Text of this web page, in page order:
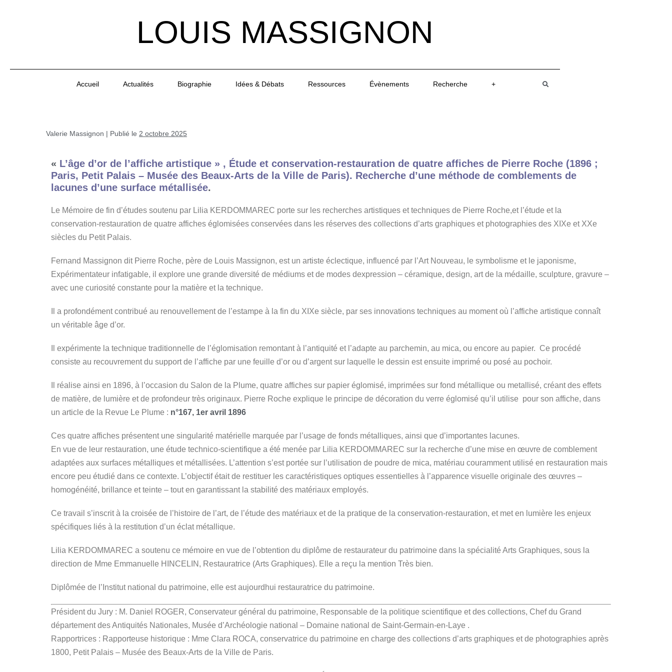
LOUIS MASSIGNON
Accueil Actualités Biographie Idées & Débats Ressources Évènements Recherche +
Valerie Massignon | Publié le 2 octobre 2025
« L’âge d’or de l’affiche artistique » , Étude et conservation-restauration de quatre affiches de Pierre Roche (1896 ;
Paris, Petit Palais – Musée des Beaux-Arts de la Ville de Paris). Recherche d’une méthode de comblements de
lacunes d’une surface métallisée.
Le Mémoire de fin d’études soutenu par Lilia KERDOMMAREC porte sur les recherches artistiques et techniques de Pierre Roche,et l’étude et la
conservation-restauration de quatre affiches églomisées conservées dans les réserves des collections d’arts graphiques et photographies des XIXe et XXe
siècles du Petit Palais.
Fernand Massignon dit Pierre Roche, père de Louis Massignon, est un artiste éclectique, influencé par l’Art Nouveau, le symbolisme et le japonisme,
Expérimentateur infatigable, il explore une grande diversité de médiums et de modes dexpression – céramique, design, art de la médaille, sculpture, gravure –
avec une curiosité constante pour la matière et la technique.
Il a profondément contribué au renouvellement de l’estampe à la fin du XIXe siècle, par ses innovations techniques au moment où l’affiche artistique connaît
un véritable âge d’or.
Il expérimente la technique traditionnelle de l’églomisation remontant à l’antiquité et l’adapte au parchemin, au mica, ou encore au papier. Ce procédé
consiste au recouvrement du support de l’affiche par une feuille d’or ou d’argent sur laquelle le dessin est ensuite imprimé ou posé au pochoir.
Il réalise ainsi en 1896, à l’occasion du Salon de la Plume, quatre affiches sur papier églomisé, imprimées sur fond métallique ou metallisé, créant des effets
de matière, de lumière et de profondeur très originaux. Pierre Roche explique le principe de décoration du verre églomisé qu’il utilise pour son affiche, dans
un article de la Revue Le Plume : n°167, 1er avril 1896
Ces quatre affiches présentent une singularité matérielle marquée par l’usage de fonds métalliques, ainsi que d’importantes lacunes.
En vue de leur restauration, une étude technico-scientifique a été menée par Lilia KERDOMMAREC sur la recherche d’une mise en œuvre de comblement
adaptées aux surfaces métalliques et métallisées. L’attention s’est portée sur l’utilisation de poudre de mica, matériau couramment utilisé en restauration mais
encore peu étudié dans ce contexte. L’objectif était de restituer les caractéristiques optiques essentielles à l’apparence visuelle originale des œuvres –
homogénéité, brillance et teinte – tout en garantissant la stabilité des matériaux employés.
Ce travail s’inscrit à la croisée de l’histoire de l’art, de l’étude des matériaux et de la pratique de la conservation-restauration, et met en lumière les enjeux
spécifiques liés à la restitution d’un éclat métallique.
Lilia KERDOMMAREC a soutenu ce mémoire en vue de l’obtention du diplôme de restaurateur du patrimoine dans la spécialité Arts Graphiques, sous la
direction de Mme Emmanuelle HINCELIN, Restauratrice (Arts Graphiques). Elle a reçu la mention Très bien.
Diplômée de l’Institut national du patrimoine, elle est aujourdhui restauratrice du patrimoine.
Président du Jury : M. Daniel ROGER, Conservateur général du patrimoine, Responsable de la politique scientifique et des collections, Chef du Grand
département des Antiquités Nationales, Musée d’Archéologie national – Domaine national de Saint-Germain-en-Laye .
Rapportrices : Rapporteuse historique : Mme Clara ROCA, conservatrice du patrimoine en charge des collections d’arts graphiques et de photographies après
1800, Petit Palais – Musée des Beaux-Arts de la Ville de Paris.